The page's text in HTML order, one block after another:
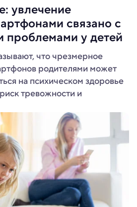
увлечение
связано с
проблемами у детей
что чрезмерное
родителями может
на психическом здоровье
тревожности и